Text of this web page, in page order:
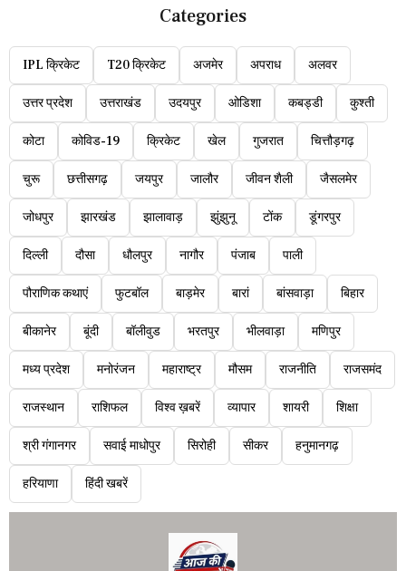
Categories
IPL क्रिकेट T20 क्रिकेट अजमेर अपराध अलवर
उत्तर प्रदेश उत्तराखंड उदयपुर ओडिशा कबड्डी कुश्ती
कोटा कोविड-19 क्रिकेट खेल गुजरात चित्तौड़गढ़
चुरू छत्तीसगढ़ जयपुर जालौर जीवन शैली जैसलमेर
जोधपुर झारखंड झालावाड़ झुंझुनू टोंक डूंगरपुर
दिल्ली दौसा धौलपुर नागौर पंजाब पाली
पौराणिक कथाएं फुटबॉल बाड़मेर बारां बांसवाड़ा बिहार
बीकानेर बूंदी बॉलीवुड भरतपुर भीलवाड़ा मणिपुर
मध्य प्रदेश मनोरंजन महाराष्ट्र मौसम राजनीति राजसमंद
राजस्थान राशिफल विश्व ख़बरें व्यापार शायरी शिक्षा
श्री गंगानगर सवाई माधोपुर सिरोही सीकर हनुमानगढ़
हरियाणा हिंदी खबरें